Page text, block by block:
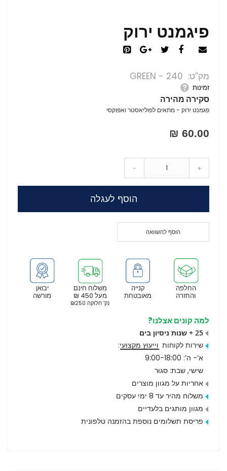
פיגמנט ירוק
מק”ט 240 - GREEN
זמינות
סקירה מהירה
פגמנט ירוק - מתאים לפוליאסטר ואפוקסי
60.00 ₪
- +
הוסף לעגלה
הוסף להשוואה
יבואן
מורשה
משלוח חינם
מעל 450 ₪
נק’ חלוקה ₪250
קנייה
מאובטחת
החלפה
והחזרה
למה קונים אצלנו?
25 + שנות ניסיון בים
שירות לקוחות וייעוץ מקצועי:
א’- ה’: 9:00-18:00
שישי, שבת: סגור
אחריות על מגוון מוצרים
משלוח מהיר עד 8 ימי עסקים
מגוון מותגים בלעדיים
פריסת תשלומים נוספת בהזמנה טלפונית